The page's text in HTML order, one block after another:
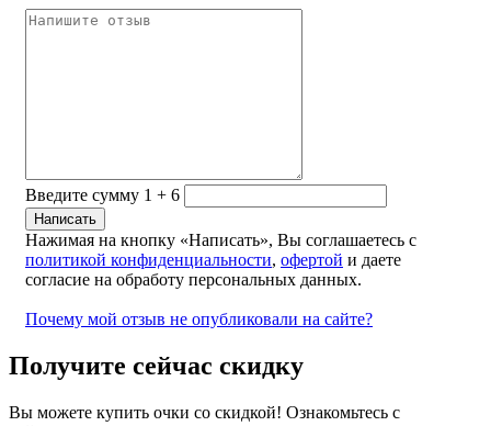
Введите сумму 1 + 6
Нажимая на кнопку «Написать», Вы соглашаетесь с
политикой конфиденциальности, офертой и даете
согласие на обработу персональных данных.
Почему мой отзыв не опубликовали на сайте?
Получите сейчас скидку
Вы можете купить очки со скидкой! Ознакомьтесь с